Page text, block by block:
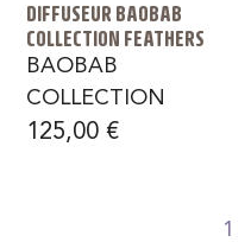
DIFFUSEUR BAOBAB
COLLECTION FEATHERS
BAOBAB
COLLECTION
125,00€
1